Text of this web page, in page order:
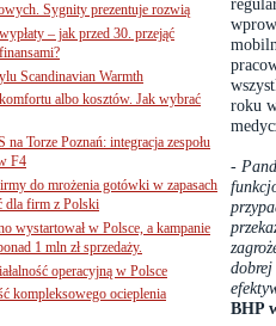
roku
-
dobrej
BHP
Sygnity prezentuje rozwią
– jak przed 30. przejąć
Scandinavian Warmth
albo kosztów. Jak wybrać
Torze Poznań: integracja zespołu
F4
do mrożenia gotówki w zapasach
dla firm z Polski
wystartował w Polsce, a kampanie
1 mln zł sprzedaży.
operacyjną w Polsce
kompleksowego ocieplenia